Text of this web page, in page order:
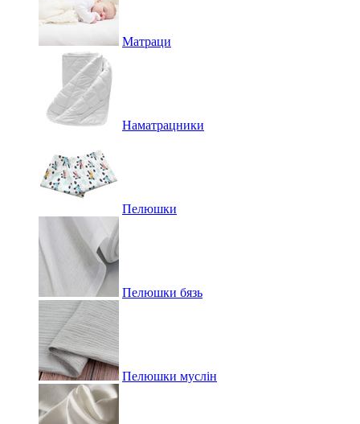
Матраци
Наматрацники
Пелюшки
Пелюшки бязь
Пелюшки муслін